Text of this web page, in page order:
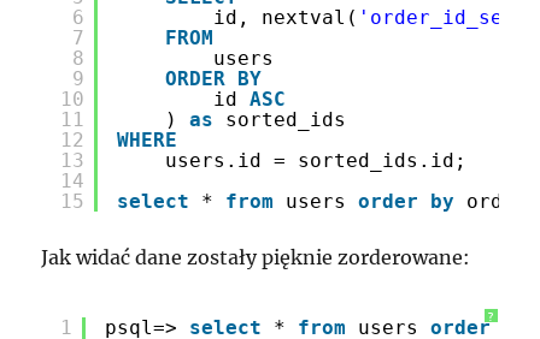
6
7
8
9
10
11
12
13
14
15
id, nextval( 'order_id_seq'
FROM
users
ORDER BY
id ASC
) as
sorted_ids
WHERE
users.id = sorted_ids.id;
select
* from users order by
Jak widać dane zostały pięknie zorderowane:
?
1
psql=> select * from users order